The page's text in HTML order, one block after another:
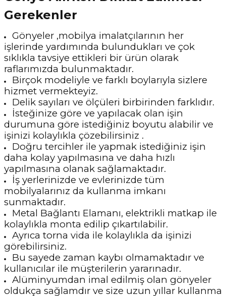
Gerekenler
Gönyeler ,mobilya imalatçılarının her
işlerinde yardımında bulundukları ve çok
sıklıkla tavsiye ettikleri bir ürün olarak
raflarımızda bulunmaktadır.
Birçok modeliyle ve farklı boylarıyla sizlere
hizmet vermekteyiz.
Delik sayıları ve ölçüleri birbirinden farklıdır.
İsteğinize göre ve yapılacak olan işin
durumuna göre istediğiniz boyutu alabilir ve
işinizi kolaylıkla çözebilirsiniz .
Doğru tercihler ile yapmak istediğiniz işin
daha kolay yapılmasına ve daha hızlı
yapılmasına olanak sağlamaktadır.
İş yerlerinizde ve evlerinizde tüm
mobilyalarınız da kullanma imkanı
sunmaktadır.
Metal Bağlantı Elamanı, elektrikli matkap ile
kolaylıkla monta edilip çıkartılabilir.
Ayrıca torna vida ile kolaylıkla da işinizi
görebilirsiniz.
Bu sayede zaman kaybı olmamaktadır ve
kullanıcılar ile müşterilerin yararınadır.
Alüminyumdan imal edilmiş olan gönyeler
oldukça sağlamdır ve size uzun yıllar kullanma